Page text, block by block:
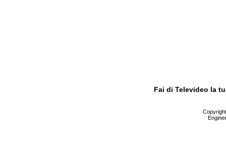
Fai di Televideo la